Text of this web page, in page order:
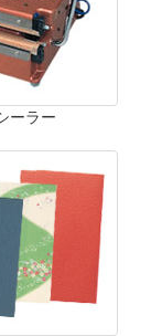
ーラー